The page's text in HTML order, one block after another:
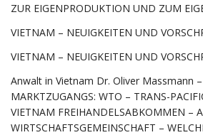
ZUR EIGENPRODUKTION UND ZUM
VIETNAM – NEUIGKEITEN UND
VIETNAM – NEUIGKEITEN UND
Anwalt in Vietnam Dr. Oliver Massmann –
MARKTZUGANGS: WTO – TRANS-
VIETNAM FREIHANDELSABKOMMEN –
WIRTSCHAFTSGEMEINSCHAFT –